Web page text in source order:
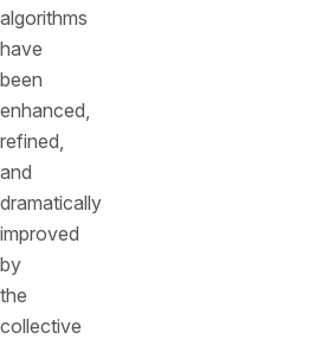
algorithms
have
been
enhanced,
refined,
and
dramatically
improved
by
the
collective